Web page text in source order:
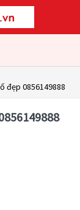
đẹp 0856149888